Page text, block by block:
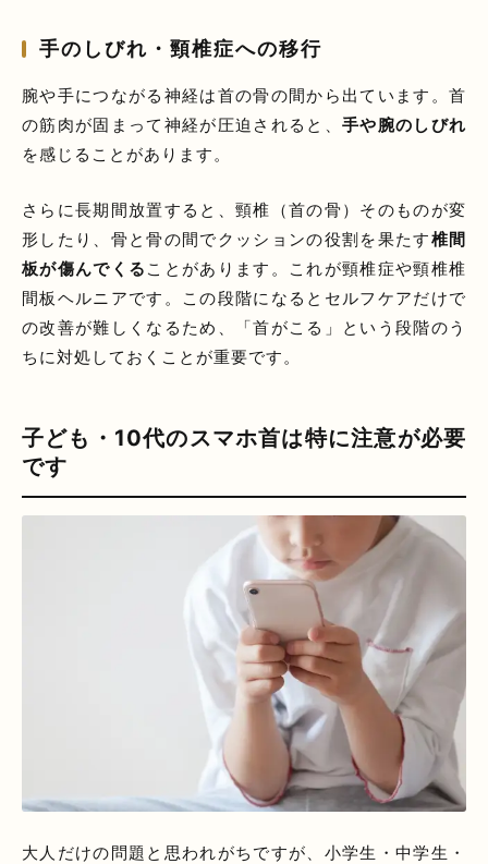
手のしびれ・頸椎症への移行
腕や手につながる神経は首の骨の間から出ています。首
の筋肉が固まって神経が圧迫されると、 手や腕のしびれ
を感じることがあります。
さらに長期間放置すると、頸椎（首の骨）そのものが変
形したり、骨と骨の間でクッションの役割を果たす椎間
板が傷んでくる ことがあります。これが頸椎症や頸椎椎
間板ヘルニアです。この段階になるとセルフケアだけで
の改善が難しくなるため、「首がこる」という段階のう
ちに対処しておくことが重要です。
子ども・10代のスマホ首は特に注意が必要
です
大人だけの問題と思われがちですが、小学生・中学生・